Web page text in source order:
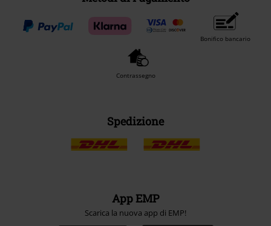
Bonifico bancario
Contrassegno
Spedizione
App EMP
Scarica la nuova app di EMP!